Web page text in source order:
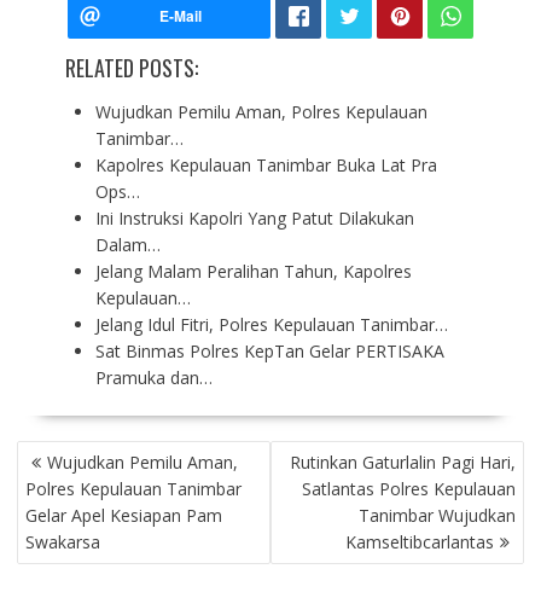
RELATED POSTS:
Wujudkan Pemilu Aman, Polres Kepulauan
Tanimbar…
Kapolres Kepulauan Tanimbar Buka Lat Pra
Ops…
Ini Instruksi Kapolri Yang Patut Dilakukan
Dalam…
Jelang Malam Peralihan Tahun, Kapolres
Kepulauan…
Jelang Idul Fitri, Polres Kepulauan Tanimbar…
Sat Binmas Polres KepTan Gelar PERTISAKA
Pramuka dan…
P
O
S
T
N
Wujudkan Pemilu Aman,
Polres Kepulauan Tanimbar
Gelar Apel Kesiapan Pam
Swakarsa
Rutinkan Gaturlalin Pagi Hari,
Satlantas Polres Kepulauan
Tanimbar Wujudkan
Kamseltibcarlantas